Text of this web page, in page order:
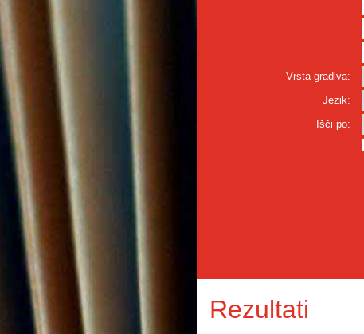
Vrsta gradiva:
Jezik:
Išči po:
Rezultati